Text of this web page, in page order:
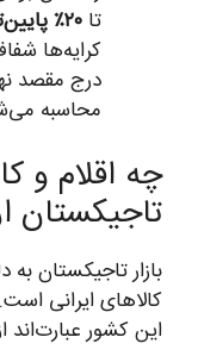
تا ۲۰٪ پایین‌تر از میانگین بازار
محاسبه
چه اقلام و
تاجیکستان
بازار تاجیکستان
کالاهای ایرانی
این کشور عبارت‌اند